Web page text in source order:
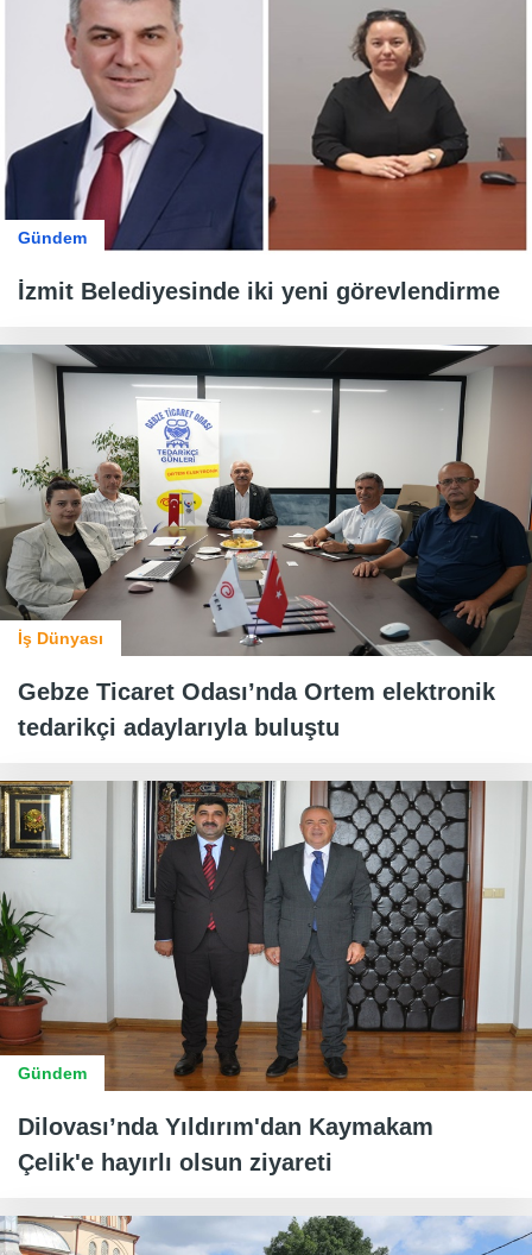
Gündem
İzmit Belediyesinde iki yeni görevlendirme
İş Dünyası
Gebze Ticaret Odası’nda Ortem elektronik
tedarikçi adaylarıyla buluştu
Gündem
Dilovası’nda Yıldırım'dan Kaymakam
Çelik'e hayırlı olsun ziyareti